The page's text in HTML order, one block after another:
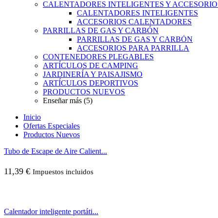
CALENTADORES INTELIGENTES Y
CALENTADORES INTELIGENTES
ACCESORIOS CALENTADORES
PARRILLAS DE GAS Y CARBÓN
PARRILLAS DE GAS Y CARBÓN
ACCESORIOS PARA PARRILLA
CONTENEDORES PLEGABLES
ARTÍCULOS DE CAMPING
JARDINERÍA Y PAISAJISMO
ARTÍCULOS DEPORTIVOS
PRODUCTOS NUEVOS
Enseñar más (5)
Inicio
Ofertas Especiales
Productos Nuevos
Tubo de Escape de Aire Calient...
11,39 € Impuestos incluidos
Calentador inteligente portáti...